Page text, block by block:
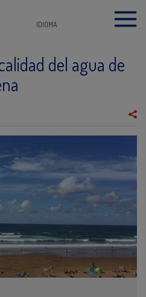
IDIOMA
del agua de